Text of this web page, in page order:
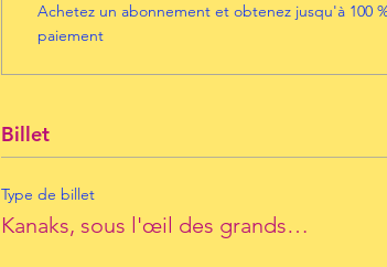
Achetez un abonnement et obtenez jusqu'à 100
paiement
Billet
Type de billet
Kanaks, sous l'œil des grands…